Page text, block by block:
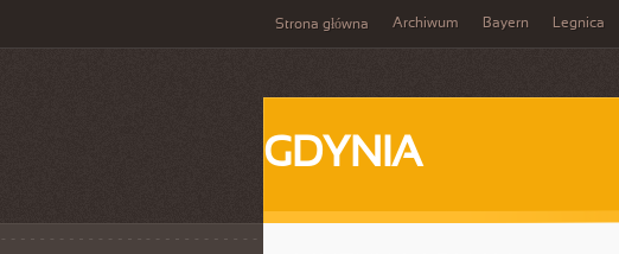
Strona główna Archiwum Bayern Legnica
GDYNIA